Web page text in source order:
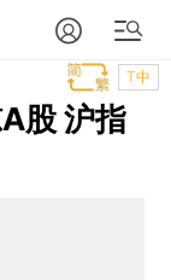
T中
股 沪指